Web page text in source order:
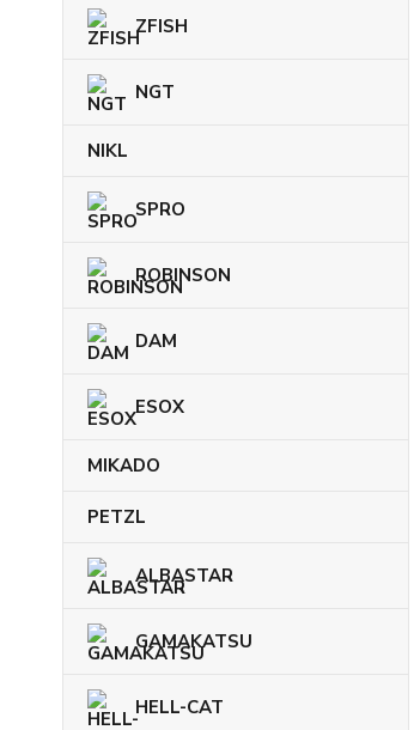
ZFISH
NGT
NIKL
SPRO
ROBINSON
DAM
ESOX
MIKADO
PETZL
ALBASTAR
GAMAKATSU
HELL-CAT